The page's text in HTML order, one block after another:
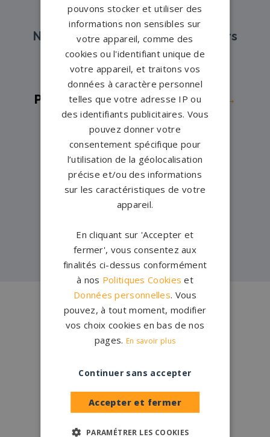
Nos pompes funèbres et marbriers
partenaires à proximité
Pompes funèbres -Batignolles→
Pompes funèbres -PARIS 10→
Pompes funèbres -
Pompes funèbres -PARIS 13→
Pompes funèbres - PARIS 14→
Pompes funèbres -PARIS 17→
Pompes funèbres -PARIS 20→
Conceptionfrançaise
Qui sommes-nous ?
Configurateur
1.200 partenairesen France
pouvons stocker et utiliser des
informations non sensibles sur
votre appareil, comme des
cookies ou l'identifiant unique de
votre appareil, et traitons vos
données à caractère personnel
telles que votre adresse IP ou
des identifiants publicitaires. Vous
pouvez donner votre
consentement spécifique pour
l’utilisation de la géolocalisation
précise et/ou des informations
sur les caractéristiques de votre
appareil.
En cliquant sur 'Accepter et
fermer', vous consentez aux
finalités ci-dessus conformément
à nos Politiques Cookies et
Données personnelles. Vous
pouvez, à tout moment, modifier
vos choix cookies en bas de nos
pages. En savoir plus
Accepter et fermer
Continuer sans accepter
PARAMÉTRER LES COOKIES